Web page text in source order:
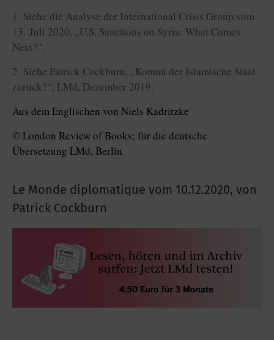
1 Siehe die Analyse der International Crisis Group vom
13. Juli 2020, „U.S. Sanctions on Syria: What Comes
Next?“.
2 Siehe Patrick Cockburn, „Kommt der Islamische Staat
zurück?“, LMd, Dezember 2019.
Aus dem Englischen von Niels Kadritzke
© London Review of Books; für die deutsche
Übersetzung LMd, Berlin
Le Monde diplomatique vom 10.12.2020, von
Patrick Cockburn